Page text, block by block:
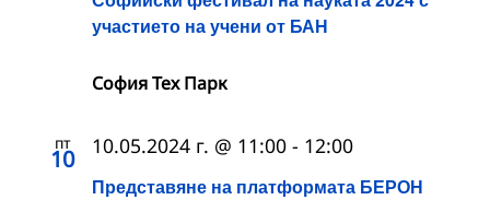
участието на учени от БАН
София Тех Парк
пт
10
Представяне на платформата БЕРОН
10.05.2024 г. @ 11:00 - 12:00